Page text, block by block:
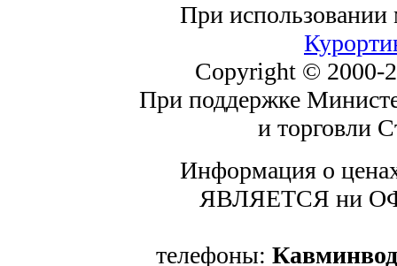
При использовании
Copyright © 2000-
При поддержке
и торговли
Информация о
ЯВЛЯЕТСЯ ни
телефоны: